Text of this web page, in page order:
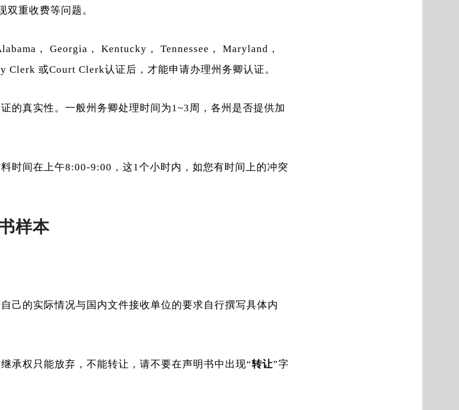
双重收费等问题。
， Georgia， Kentucky， Tennessee， Maryland，
或Court Clerk认证后，才能申请办理州务卿认证。
的真实性。一般州务卿处理时间为1~3周，各州是否提供加
时间在上午8:00-9:00，这1个小时内，如您有时间上的冲突
样本
己的实际情况与国内文件接收单位的要求自行撰写具体内
承权只能放弃，不能转让，请不要在声明书中出现“转让”字